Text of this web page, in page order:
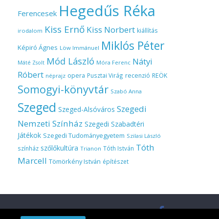
Ferencesek Hegedűs Réka
irodalom Kiss Ernő Kiss Norbert kiállítás
Képiró Ágnes Löw Immánuel Miklós Péter
Máté Zsolt Mód László Móra Ferenc Nátyi
Róbert néprajz opera Pusztai Virág recenzió REÖK
Somogyi-könyvtár Szabó Anna
Szeged Szeged-Alsóváros Szegedi
Nemzeti Színház Szegedi Szabadtéri
Játékok Szegedi Tudományegyetem Szilasi László
színház szőlőkultúra Trianon Tóth István Tóth
Marcell Tömörkény István építészet